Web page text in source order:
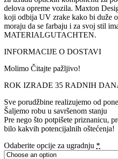
delova opreme vozila. Maxton
koji odbija UV zrake kako bi duže
moraju da se farbaju i za svoj stil
MATERIALGUTACHTEN.
INFORMACIJE O DOSTAVI
Molimo Čitajte pažljivo!
ROK IZRADE 35 RADNIH
Sve porudžbine realizujemo od
Šaljemo robu u savršenom stanju
Pre nego što potpišete priznanicu,
bilo kakvih potencijalnih oštećenja!
Odaberite opcije za ugradnju *